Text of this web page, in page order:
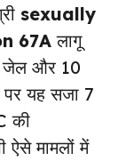
sexually
67A लागू
जेल और 10
पर यह सजा 7
की
ऐसे मामलों में